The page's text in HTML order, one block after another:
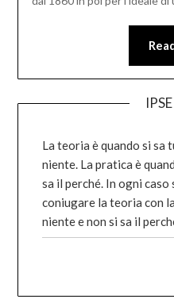
La teoria è quando si sa
niente. La pratica è
sa il perché. In ogni caso
coniugare la teoria con
niente e non si sa il